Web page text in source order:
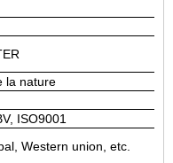
la nature
ISO9001
Western union, etc.